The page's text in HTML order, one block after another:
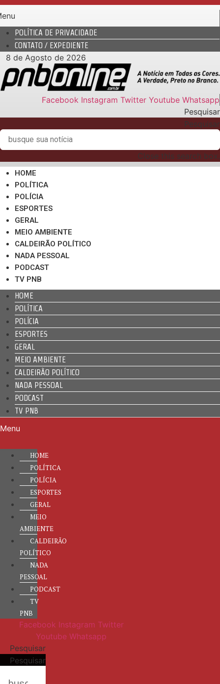
Ir
para
o
conteúdo
POLÍTICA DE PRIVACIDADE
CONTATO / EXPEDIENTE
8 de Agosto de 2026
Facebook Instagram Twitter Youtube Whatsapp
Pesquisar
Pesquisar
Close this search box.
HOME
POLÍTICA
POLÍCIA
ESPORTES
GERAL
MEIO AMBIENTE
CALDEIRÃO POLÍTICO
NADA PESSOAL
PODCAST
TV PNB
HOME
POLÍTICA
POLÍCIA
ESPORTES
GERAL
MEIO AMBIENTE
CALDEIRÃO POLÍTICO
NADA PESSOAL
PODCAST
TV PNB
Menu
HOME
POLÍTICA
POLÍCIA
ESPORTES
GERAL
MEIO
AMBIENTE
CALDEIRÃO
POLÍTICO
NADA
PESSOAL
PODCAST
TV
PNB
Facebook Instagram Twitter
Youtube Whatsapp
Pesquisar
Pesquisar